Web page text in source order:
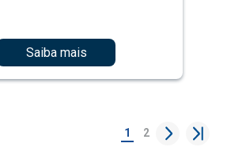
Saiba mais
1 2